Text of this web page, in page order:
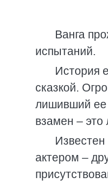
Ванга
испытаний.
История
сказкой.
лишивший ее
взамен – это
актером –